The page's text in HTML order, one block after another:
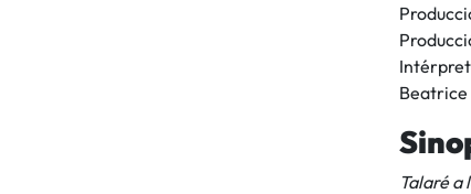
Beatrice
Talaré a